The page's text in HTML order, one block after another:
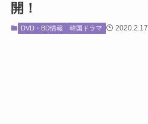
開！
DVD・BD情報 韓国ドラマ 2020.2.17